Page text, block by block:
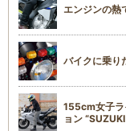
エンジンの熱
バイクに乗り
155cm女子ラ
ョン